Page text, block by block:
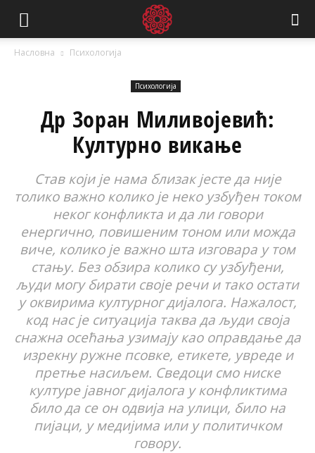
Насловна Психологија
Психологија
Др Зоран Миливојевић:
Културно викање
Став који је нама близак јесте да није
толико важно колико је неко узбуђен током
неког конфликта и да ли говори
енергично, повишеним тоном или можда
виче, колико је важно шта изговара у том
стању. Без обзира колико су узбуђени,
људи могу бирати своје речи и тако остати
у оквирима културног дијалога. Нажалост,
код нас је ситуација таква да људи своја
снажна осећања узимају као оправдање да
изрекну ружне псовке, етикете, увреде и
претње насиљем. Сведоци смо ниске
културе јавног дијалога у конфликтима
било да се он одвија на улици, било на
пијаци, у медијима или у политичком
говору.